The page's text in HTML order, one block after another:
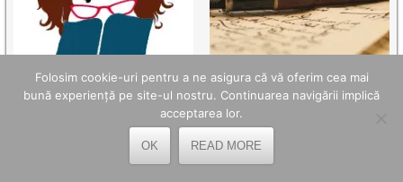
Folosim cookie-uri pentru a ne asigura că vă oferim cea mai
bună experiență pe site-ul nostru. Continuarea navigării implică
acceptarea lor.
OK READ MORE